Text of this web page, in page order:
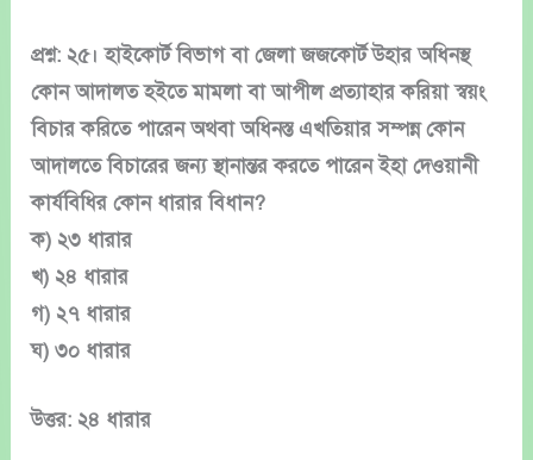
প্রশ্ন: ২৫। হাইকোর্ট বিভাগ বা জেলা জজকোর্ট উহার অধিনস্থ
কোন আদালত হইতে মামলা বা আপীল প্রত্যাহার করিয়া স্বয়ং
বিচার করিতে পারেন অথবা অধিনস্ত এখতিয়ার সম্পন্ন কোন
আদালতে বিচারের জন্য স্থানান্তর করতে পারেন ইহা দেওয়ানী
কার্যবিধির কোন ধারার বিধান?
ক) ২৩ ধারার
খ) ২৪ ধারার
গ) ২৭ ধারার
ঘ) ৩০ ধারার
উত্তর: ২৪ ধারার